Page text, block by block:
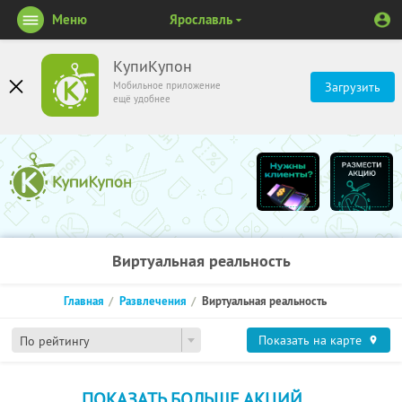
КупиКупон
Мобильное приложение
ещё удобнее
Загрузить
Меню Ярославль
Виртуальная реальность
По рейтингу
Главная Развлечения Виртуальная реальность
Показать на карте